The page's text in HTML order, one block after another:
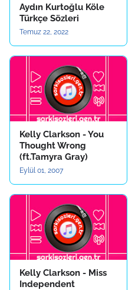
Aydın Kurtoğlu Köle
Türkçe Sözleri
Temuz 22, 2022
Kelly Clarkson - You
Thought Wrong
(ft.Tamyra Gray)
Eylül 01, 2007
Kelly Clarkson - Miss
Independent